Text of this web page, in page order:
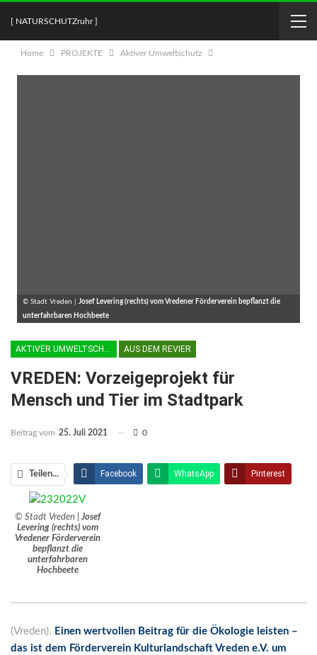
[ NATURSCHUTZruhr ]
Home PROJEKTE Aktiver Umweltschutz
© Stadt Vreden | Josef Levering (rechts) vom Vredener Förderverein bepflanzt die
unterfahrbaren Hochbeete
AKTIVER UMWELTSCHUTZ AUS DEM REVIER
VREDEN: Vorzeigeprojekt für
Mensch und Tier im Stadtpark
Beitrag vom 25. Juli 2021 0
Teilen... Facebook WhatsApp Pinterest
Facebook Messenger
© Stadt Vreden |Josef
Levering (rechts) vom
Vredener Förderverein
bepflanzt die
unterfahrbaren
Hochbeete
(Vreden). Einen wertvollen Beitrag für die Ökologie leisten –
das ist dem Förderverein Kulturlandschaft Vreden e.V. um